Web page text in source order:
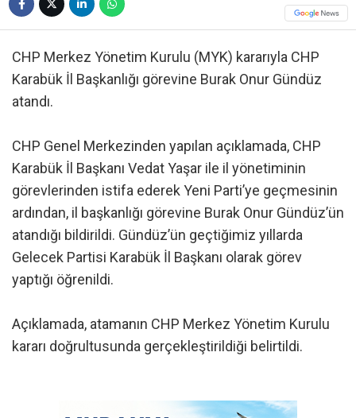
CHP Merkez Yönetim Kurulu (MYK) kararıyla CHP
Karabük İl Başkanlığı görevine Burak Onur Gündüz
atandı.
CHP Genel Merkezinden yapılan açıklamada, CHP
Karabük İl Başkanı Vedat Yaşar ile il yönetiminin
görevlerinden istifa ederek Yeni Parti’ye geçmesinin
ardından, il başkanlığı görevine Burak Onur Gündüz’ün
atandığı bildirildi. Gündüz’ün geçtiğimiz yıllarda
Gelecek Partisi Karabük İl Başkanı olarak görev
yaptığı öğrenildi.
Açıklamada, atamanın CHP Merkez Yönetim Kurulu
kararı doğrultusunda gerçekleştirildiği belirtildi.